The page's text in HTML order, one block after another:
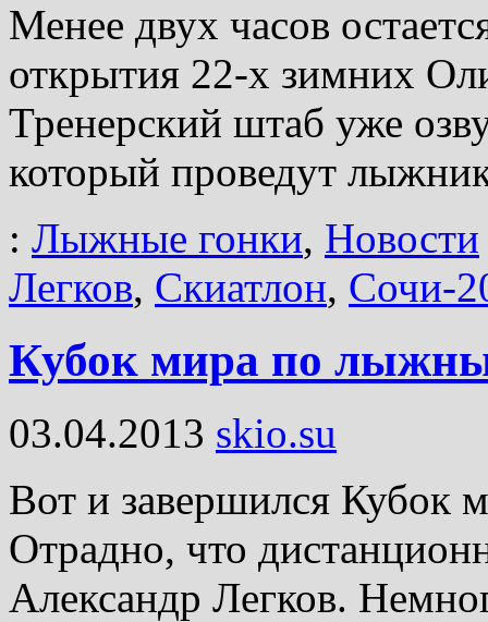
Менее двух часов
открытия 22-х зимних
Тренерский штаб уже
который проведут
: Лыжные гонки, Новости
Легков, Скиатлон, Сочи-
Кубок мира по
03.04.2013 skio.su
Вот и завершился Кубок
Отрадно, что
Александр Легков.